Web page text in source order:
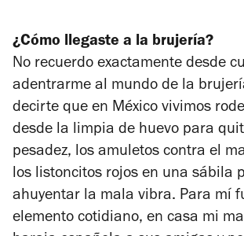
¿Cómo llegaste a la brujería?
No recuerdo exactamente desde
adentrarme al mundo de la
decirte que en México vivimos
desde la limpia de huevo para
pesadez, los amuletos contra el
los listoncitos rojos en una sábila
ahuyentar la mala vibra. Para mí
elemento cotidiano, en casa mi